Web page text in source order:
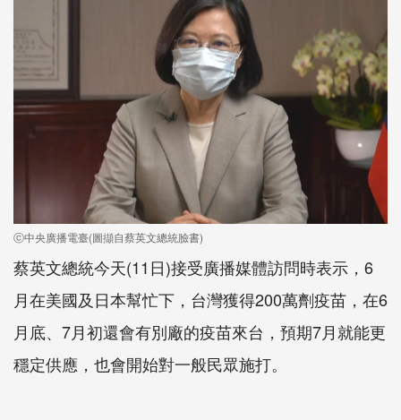
ⓒ中央廣播電臺(圖擷自蔡英文總統臉書)
蔡英文總統今天(11日)接受廣播媒體訪問時表示，6
月在美國及日本幫忙下，台灣獲得200萬劑疫苗，在6
月底、7月初還會有別廠的疫苗來台，預期7月就能更
穩定供應，也會開始對一般民眾施打。